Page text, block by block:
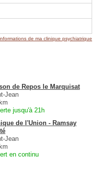
de ma clinique psychiatrique
de Repos le Marquisat
Jean
jusqu'à 21h
de l'Union - Ramsay
Jean
en continu